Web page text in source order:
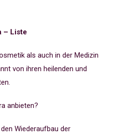
– Liste
als auch in der Medizin
von ihren heilenden und
anbieten?
Wiederaufbau der